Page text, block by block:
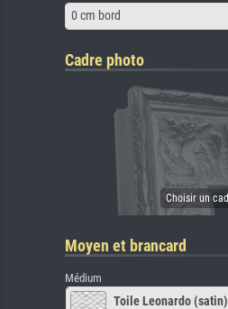
0 cm bord
Cadre photo
Moyen et brancard
Médium
Toile Leonardo (satin)